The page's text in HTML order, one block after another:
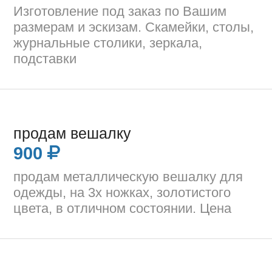
Изготовление под заказ по Вашим
размерам и эскизам. Скамейки, столы,
журнальные столики, зеркала,
подставки
продам вешалку
900
продам металлическую вешалку для
одежды, на 3х ножках, золотистого
цвета, в отличном состоянии. Цена